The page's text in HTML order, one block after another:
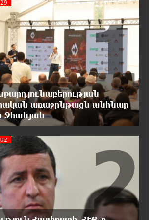
8-08-2026
Կենտրոնում փոշու
գրեթե ամբողջ շաբաթ
սահմանը
8-08-2026
պատրաստ է բացել Հորմուզի
եթե ԱՄՆ-ն ընդունի
պայմանները
8-08-2026
անցկացվել է հաշմանդամություն
անձանց միջազգային մարզական
8-08-2026
Մեդվեդև. Արևմուտքի
առաջընթացն անհնար
Ջհանյան
1
2